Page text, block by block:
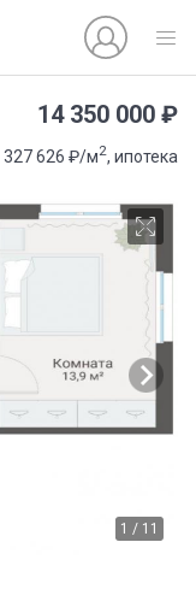
14 350 000 ₽
327 626 ₽/м2, ипотека
1 / 11